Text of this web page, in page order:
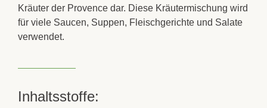
Kräuter der Provence dar. Diese Kräutermischung wird
für viele Saucen, Suppen, Fleischgerichte und Salate
verwendet.
Inhaltsstoffe: